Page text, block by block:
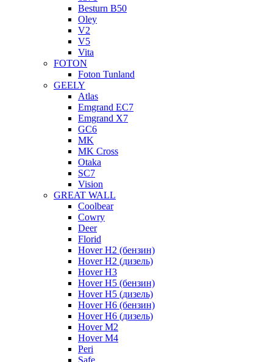
Besturn B50
Oley
V2
V5
Vita
FOTON
Foton Tunland
GEELY
Atlas
Emgrand EC7
Emgrand X7
GC6
MK
MK Cross
Otaka
SC7
Vision
GREAT WALL
Coolbear
Cowry
Deer
Florid
Hover H2 (бензин)
Hover H2 (дизель)
Hover H3
Hover H5 (бензин)
Hover H5 (дизель)
Hover H6 (бензин)
Hover H6 (дизель)
Hover M2
Hover M4
Peri